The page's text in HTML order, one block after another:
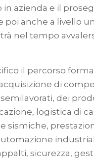
in azienda e il
poi anche a livello
nel tempo
il percorso
di
dei
logistica di
sismiche,
sicurezza,